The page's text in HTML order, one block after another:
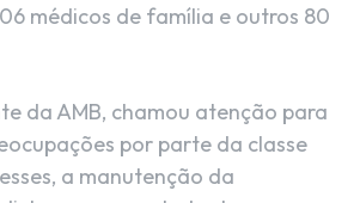
médicos de família e outros 80
da AMB, chamou atenção para
por parte da classe
a manutenção da